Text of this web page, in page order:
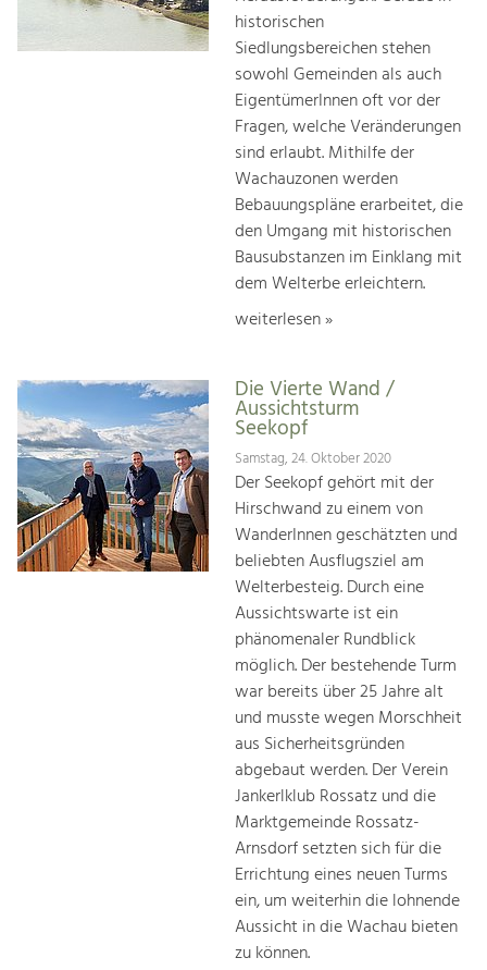
historischen
Siedlungsbereichen stehen
sowohl Gemeinden als auch
EigentümerInnen oft vor der
Fragen, welche Veränderungen
sind erlaubt. Mithilfe der
Wachauzonen werden
Bebauungspläne erarbeitet, die
den Umgang mit historischen
Bausubstanzen im Einklang mit
dem Welterbe erleichtern.
weiterlesen »
Die Vierte Wand /
Aussichtsturm
Seekopf
Samstag, 24. Oktober 2020
Der Seekopf gehört mit der
Hirschwand zu einem von
WanderInnen geschätzten und
beliebten Ausflugsziel am
Welterbesteig. Durch eine
Aussichtswarte ist ein
phänomenaler Rundblick
möglich. Der bestehende Turm
war bereits über 25 Jahre alt
und musste wegen Morschheit
aus Sicherheitsgründen
abgebaut werden. Der Verein
Jankerlklub Rossatz und die
Marktgemeinde Rossatz-
Arnsdorf setzten sich für die
Errichtung eines neuen Turms
ein, um weiterhin die lohnende
Aussicht in die Wachau bieten
zu können.